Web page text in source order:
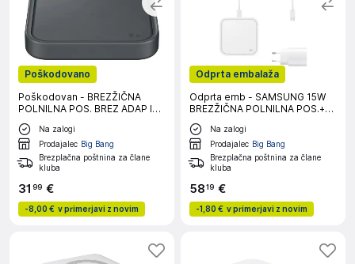
Poškodovano
Poškodovan - BREZŽIČNA
POLNILNA POS. BREZ ADAP IN
KABL 15W SIV
Na zalogi
Prodajalec Big Bang
Brezplačna poštnina za člane
kluba
31 99 €
-8,00 € v primerjavi z novim
Odprta embalaža
Odprta emb - SAMSUNG 15W
BREZŽIČNA POLNILNA POS.+
ADAPTER+KABEL BELA
Na zalogi
Prodajalec Big Bang
Brezplačna poštnina za člane
kluba
5819 €
-1,80 € v primerjavi z novim